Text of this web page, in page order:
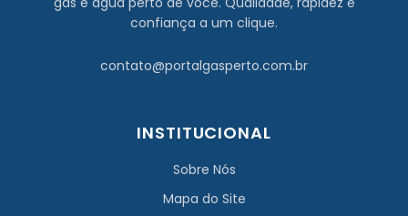
confiança a um clique.
contato@portalgasperto.com.br
INSTITUCIONAL
Sobre Nós
Mapa do Site